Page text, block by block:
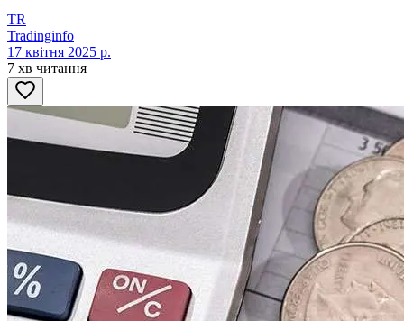
TR
Tradinginfo
17 квітня 2025 р.
7 хв читання